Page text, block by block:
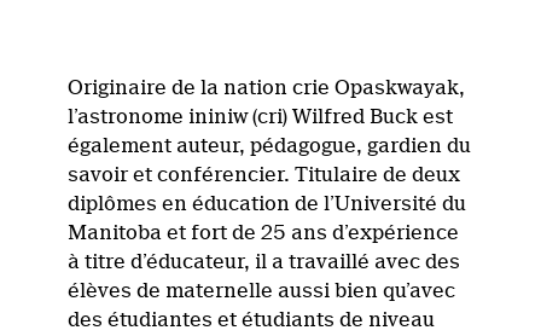
Originaire de la nation crie Opaskwayak,
l’astronome ininiw (cri) Wilfred Buck est
également auteur, pédagogue, gardien du
savoir et conférencier. Titulaire de deux
diplômes en éducation de l’Université du
Manitoba et fort de 25 ans d’expérience
à titre d’éducateur, il a travaillé avec des
élèves de maternelle aussi bien qu’avec
des étudiantes et étudiants de niveau